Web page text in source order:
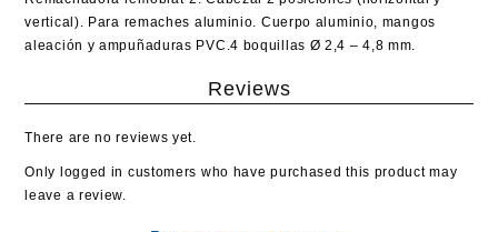
vertical). Para remaches aluminio. Cuerpo aluminio, mangos
aleación y ampuñaduras PVC.4 boquillas Ø 2,4 – 4,8 mm.
Reviews
There are no reviews yet.
Only logged in customers who have purchased this product may
leave a review.